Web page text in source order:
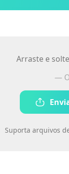
Arraste e
—
Suporta arquivos